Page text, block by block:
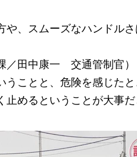
、スムーズなハンドルさ
／田中康一 交通管制官）
うことと、危険を感じた
止めるということが大事だ